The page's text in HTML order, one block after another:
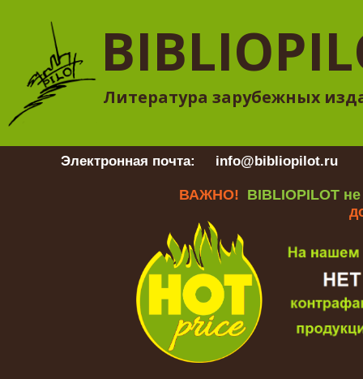
Литература зарубежных
Электронная почта: info@bibliopilot.ru
ВАЖНО! BIBLIOPILOT